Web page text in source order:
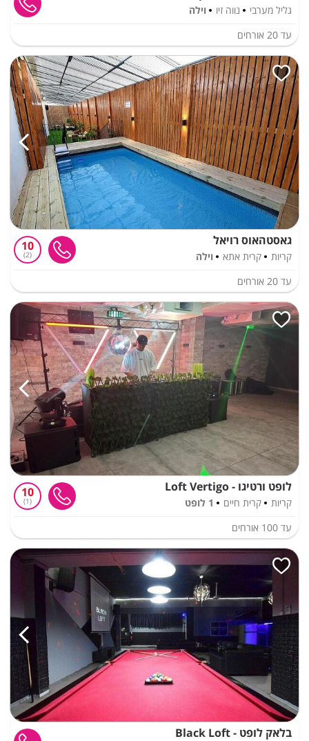
גליל מערבי נווה זיו
וילה
עד 20 אורחים
גאסטהאוס רויאל
קריות קרית אתא וילה
10
2
עד 20 אורחים
לופט ורטיגו - Loft Vertigo
קריות קרית חיים 1 לופט
10
1
עד 100 אורחים
בלאק לופט - Black Loft